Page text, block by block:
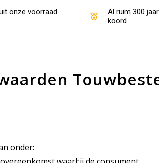
onze voorraad
Al ruim 300
koord
onder: